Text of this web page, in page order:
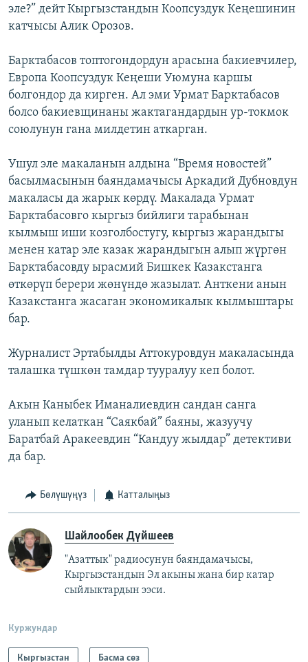
эле?” дейт Кыргызстандын Коопсуздук Кеңешинин
катчысы Алик Орозов.
Барктабасов топтогондордун арасына бакиевчилер,
Европа Коопсуздук Кеңеши Уюмуна каршы
болгондор да кирген. Ал эми Урмат Барктабасов
болсо бакиевщинаны жактагандардын ур-токмок
союлунун гана милдетин аткарган.
Ушул эле макаланын алдына “Время новостей”
басылмасынын баяндамачысы Аркадий Дубновдун
макаласы да жарык көрдү. Макалада Урмат
Барктабасовго кыргыз бийлиги тарабынан
кылмыш иши козголбостугу, кыргыз жарандыгы
менен катар эле казак жарандыгын алып жүргөн
Барктабасовду ырасмий Бишкек Казакстанга
өткөрүп берери жөнүндө жазылат. Анткени анын
Казакстанга жасаган экономикалык кылмыштары
бар.
Журналист Эртабылды Аттокуровдун макаласында
талашка түшкөн тамдар тууралуу кеп болот.
Акын Каныбек Иманалиевдин сандан санга
уланып келаткан “Саякбай” баяны, жазуучу
Баратбай Аракеевдин “Кандуу жылдар” детективи
да бар.
Бөлүшүңүз Катталыңыз
Шайлообек Дүйшеев
"Азаттык" радиосунун баяндамачысы,
Кыргызстандын Эл акыны жана бир катар
сыйлыктардын ээси.
Куржундар
Кыргызстан Басма сөз